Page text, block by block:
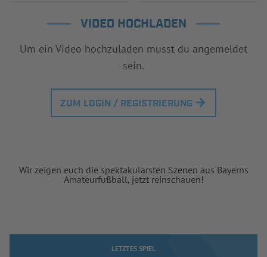
VIDEO HOCHLADEN
Um ein Video hochzuladen musst du angemeldet
sein.
ZUM LOGIN / REGISTRIERUNG
Wir zeigen euch die spektakulärsten Szenen aus Bayerns
Amateurfußball, jetzt reinschauen!
LETZTES SPIEL